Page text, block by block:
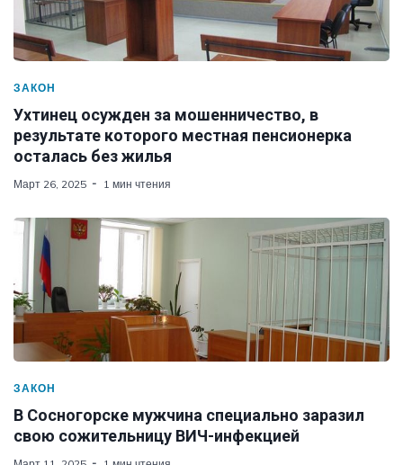
ЗАКОН
Ухтинец осужден за мошенничество, в
результате которого местная пенсионерка
осталась без жилья
Март 26, 2025 1 мин чтения
ЗАКОН
В Сосногорске мужчина специально заразил
свою сожительницу ВИЧ-инфекцией